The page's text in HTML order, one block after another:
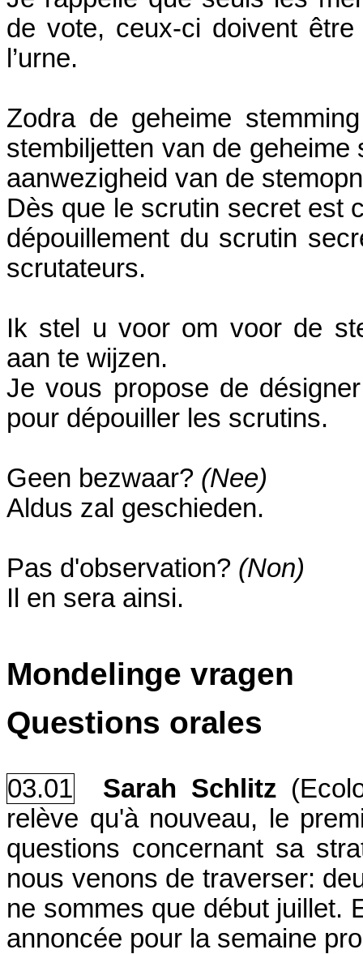
de vote, ceux-ci doivent
l’urne.
Zodra de geheime
stembiljetten van de
aanwezigheid van de
Dès que le scrutin secret est
dépouillement du scrutin
scrutateurs.
Ik stel u voor om voor de
aan te wijzen.
Je vous propose de
pour dépouiller les scrutins.
Geen bezwaar? (Nee)
Aldus zal geschieden.
Pas d'observation? (Non)
Il en sera ainsi.
Mondelinge vragen
Questions orales
03.01 Sarah Schlitz
relève qu'à nouveau, le
questions concernant sa
nous venons de traverser:
ne sommes que début juillet.
annoncée pour la semaine